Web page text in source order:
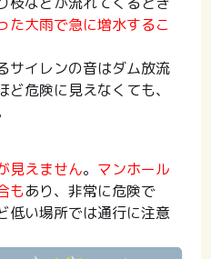
た大雨で急に増水するこ
サイレンの音はダム放流
危険に見えなくても、
見えません。 マンホール
もあり、非常に危険で
低い場所では通行に注意